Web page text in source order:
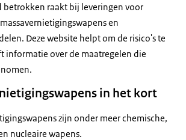
raakt bij leveringen voor
en
Deze website helpt om de risico's te
informatie over de maatregelen die
in het kort
zijn onder meer chemische,
nucleaire wapens.